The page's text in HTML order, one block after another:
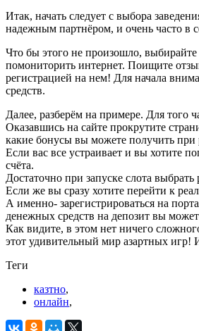
Итак, начать следует с выбора
надежным партнёром, и очень часто в
Что бы этого не произошло,
помониторить интернет. Поищите
регистрацией на нем! Для начала
средств.
Далее, разберём на примере. Для того
Оказавшись на сайте прокрутите
какие бонусы вы можете получить при
Если вас все устраивает и вы хотите
счёта.
Достаточно при запуске слота
Если же вы сразу хотите перейти к
А именно- зарегистрироваться на
денежных средств на депозит вы
Как видите, в этом нет ничего
этот удивительный мир азартных игр!
Теги
казтно,
онлайн,